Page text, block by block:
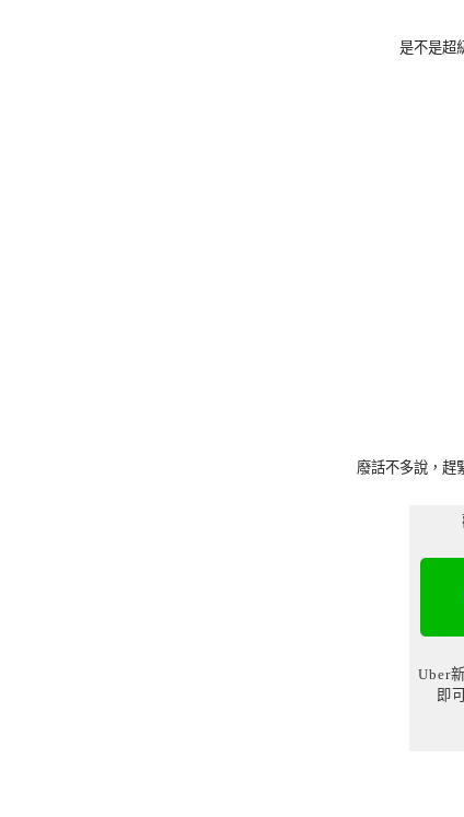
是不是超
廢話不多說，趕
Uber
即